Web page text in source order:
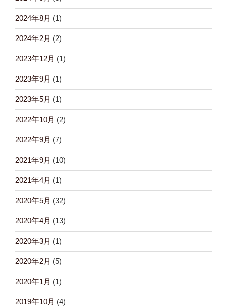
2024年8月 (1)
2024年2月 (2)
2023年12月 (1)
2023年9月 (1)
2023年5月 (1)
2022年10月 (2)
2022年9月 (7)
2021年9月 (10)
2021年4月 (1)
2020年5月 (32)
2020年4月 (13)
2020年3月 (1)
2020年2月 (5)
2020年1月 (1)
2019年10月 (4)